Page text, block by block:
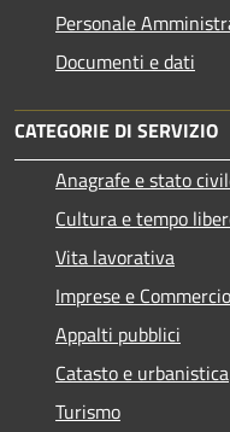
Personale
Documenti e dati
CATEGORIE DI SERVIZIO
Anagrafe e stato
Cultura e tempo
Vita lavorativa
Imprese e Commercio
Appalti pubblici
Catasto e urbanistica
Turismo